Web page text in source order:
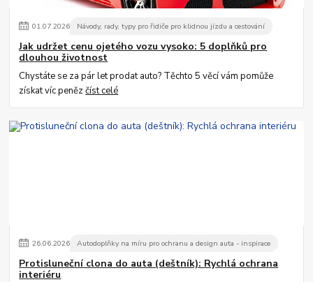
01.07.2026 Návody, rady, typy pro řidiče pro klidnou jízdu a cestování
Jak udržet cenu ojetého vozu vysoko: 5 doplňků pro
dlouhou životnost
Chystáte se za pár let prodat auto? Těchto 5 věcí vám pomůže
získat víc penězčíst celé
26.06.2026 Autodoplňky na míru pro ochranu a design auta - inspirace
Protisluneční clona do auta (deštník): Rychlá ochrana
interiéru